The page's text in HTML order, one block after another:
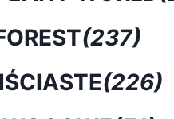
(237)
(226)